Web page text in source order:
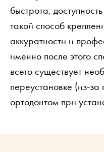
быстрота,
такой способ
аккуратности и
именно после этого
всего существует
переустановке (из-
ортодонтом при